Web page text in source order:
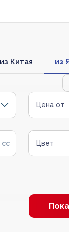
из Китая из
Цена от
Цвет